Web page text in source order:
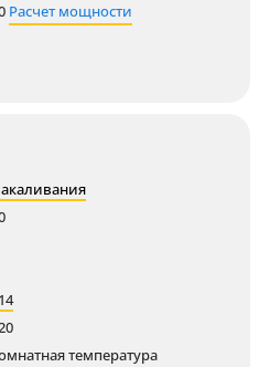
Расчет мощности
температура